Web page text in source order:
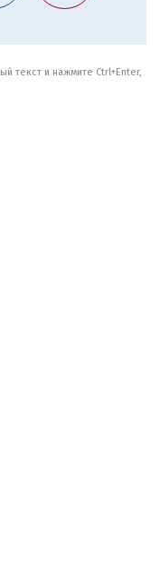
текст и нажмите Ctrl+Enter,